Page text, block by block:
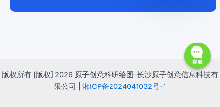
版权所有 [版权] 2026 原子创意科研绘图-长沙原子创意信息科技有
限公司 | 湘ICP备2024041032号-1
Open
chaty